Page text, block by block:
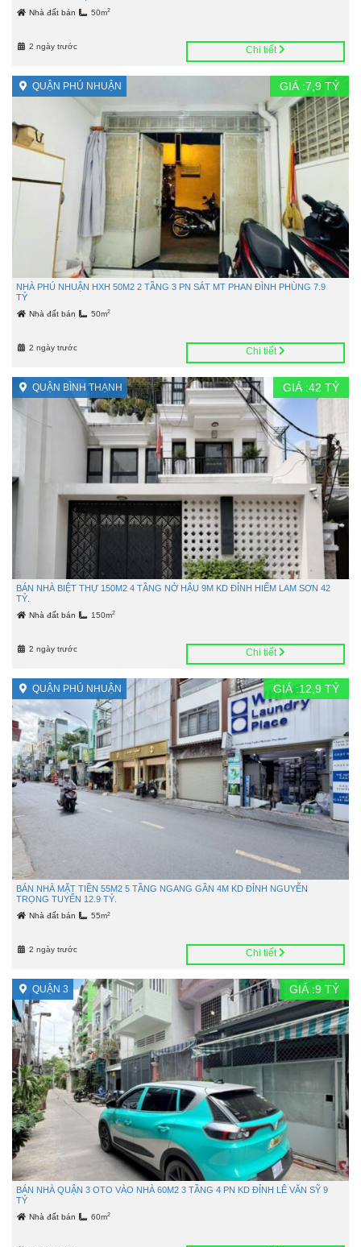
Nhà đất bán 50m2
2 ngày trước Chi tiết
QUẬN PHÚ NHUẬN GIÁ :7,9 TỶ
NHÀ PHÚ NHUẬN HXH 50M2 2 TẦNG 3 PN SÁT MT PHAN ĐÌNH PHÙNG 7.9
TỶ
Nhà đất bán 50m2
2 ngày trước Chi tiết
QUẬN BÌNH THẠNH GIÁ :42 TỶ
BÁN NHÀ BIỆT THỰ 150M2 4 TẦNG NỞ HẬU 9M KD ĐỈNH HIẾM LAM SƠN 42
TỶ.
Nhà đất bán 150m2
2 ngày trước Chi tiết
QUẬN PHÚ NHUẬN GIÁ :12,9 TỶ
BÁN NHÀ MẶT TIỀN 55M2 5 TẦNG NGANG GẦN 4M KD ĐỈNH NGUYỄN
TRỌNG TUYỂN 12.9 TỶ.
Nhà đất bán 55m2
2 ngày trước Chi tiết
QUẬN 3 GIÁ :9 TỶ
BÁN NHÀ QUẬN 3 OTO VÀO NHÀ 60M2 3 TẦNG 4 PN KD ĐỈNH LÊ VĂN SỸ 9
TỶ
Nhà đất bán 60m2